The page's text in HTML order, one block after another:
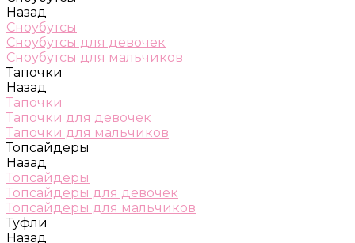
Назад
Сноубутсы
Сноубутсы для девочек
Сноубутсы для мальчиков
Тапочки
Назад
Тапочки
Тапочки для девочек
Тапочки для мальчиков
Топсайдеры
Назад
Топсайдеры
Топсайдеры для девочек
Топсайдеры для мальчиков
Туфли
Назад